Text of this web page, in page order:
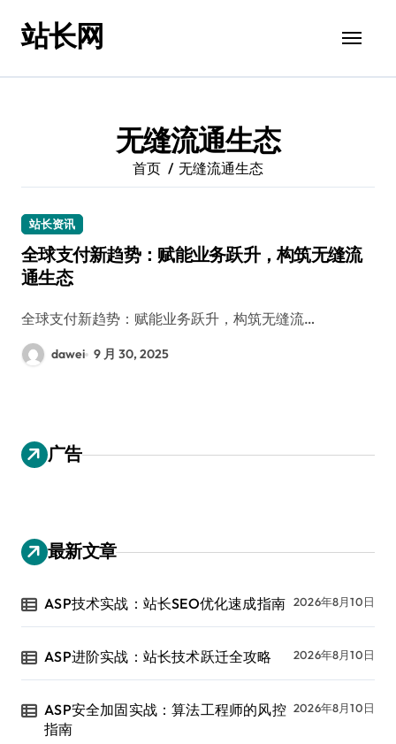
站长网
无缝流通生态
首页 无缝流通生态
站长资讯
全球支付新趋势：赋能业务跃升，构筑无缝流
通生态
全球支付新趋势：赋能业务跃升，构筑无缝流…
dawei 9 月 30, 2025
广告
最新文章
ASP技术实战：站长SEO优化速成指南 2026年8月10日
ASP进阶实战：站长技术跃迁全攻略 2026年8月10日
ASP安全加固实战：算法工程师的风控
指南
2026年8月10日